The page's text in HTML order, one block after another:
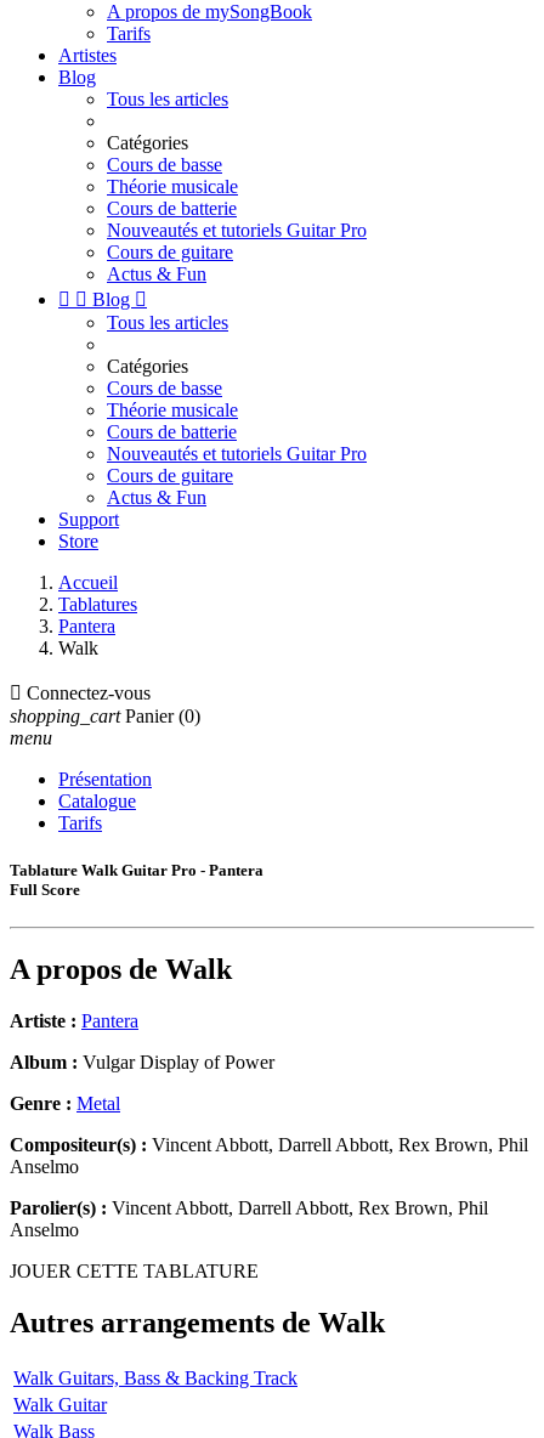
A propos de mySongBook
Tarifs
Artistes
Blog
Tous les articles
Catégories
Cours de basse
Théorie musicale
Cours de batterie
Nouveautés et tutoriels Guitar Pro
Cours de guitare
Actus & Fun
  Blog 
Tous les articles
Catégories
Cours de basse
Théorie musicale
Cours de batterie
Nouveautés et tutoriels Guitar Pro
Cours de guitare
Actus & Fun
Support
Store
Accueil
Tablatures
Pantera
Walk
 Connectez-vous
shopping_cart Panier (0)
menu
Présentation
Catalogue
Tarifs
Tablature Walk Guitar Pro - Pantera
Full Score
A propos de Walk
Artiste : Pantera
Album : Vulgar Display of Power
Genre : Metal
Compositeur(s) : Vincent Abbott, Darrell Abbott, Rex Brown, Phil
Anselmo
Parolier(s) : Vincent Abbott, Darrell Abbott, Rex Brown, Phil
Anselmo
JOUER CETTE TABLATURE
Autres arrangements de Walk
Walk Guitars, Bass & Backing Track
Walk Guitar
Walk Bass